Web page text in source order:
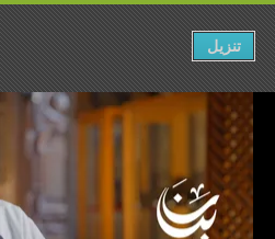
تنزيل